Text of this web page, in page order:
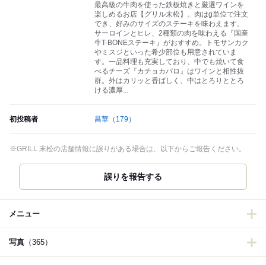
最高級の牛肉を使った鉄板焼きと厳選ワインを
楽しめるお店【グリル末松】。肉はg単位で注文
でき、好みのサイズのステーキを味わえます。
サーロインとヒレ、2種類の肉を味わえる『国産
牛T-BONEステーキ』がおすすめ。トモサンカク
やミスジといった希少部位も用意されていま
す。一品料理も充実しており、中でも焼いて食
べるチーズ『カチョカバロ』はワインと相性抜
群。外はカリッと香ばしく、中はとろりととろ
ける濃厚...
初投稿者 昌華 （179）
※GRILL 末松の店舗情報に誤りがある場合は、以下からご報告ください。
誤りを報告する
メニュー
写真 （365）